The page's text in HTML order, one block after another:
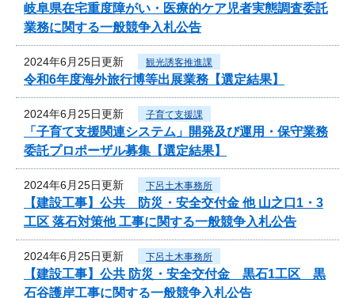
岐阜県在宅重度障がい・医療的ケア児者実態調査委託
業務に関する一般競争入札公告
2024年6月25日更新 観光誘客推進課
令和6年度海外旅行博等出展業務【選定結果】
2024年6月25日更新 子育て支援課
「子育て支援関連システム」開発及び運用・保守業務
委託プロポーザル募集【選定結果】
2024年6月25日更新 下呂土木事務所
【建設工事】公共 防災・安全交付金 他 山之口1・3
工区 落石対策他 工事に関する一般競争入札公告
2024年6月25日更新 下呂土木事務所
【建設工事】公共 防災・安全交付金 黒石1工区 黒
石谷護岸工事に関する一般競争入札公告